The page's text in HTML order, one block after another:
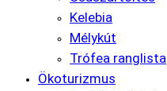
Kelebia
Mélykút
Trófea ranglista
Ökoturizmus